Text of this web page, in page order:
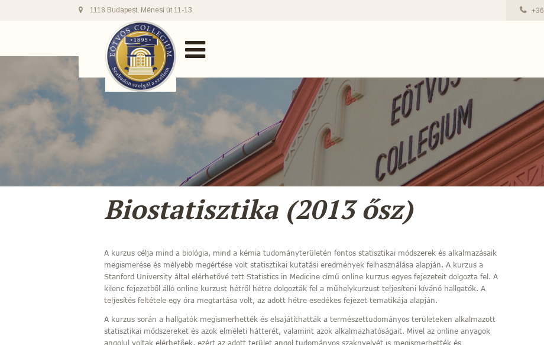
1118 Budapest, Ménesi út 11-13.
Biostatisztika (2013 ősz)
A kurzus célja mind a biológia, mind a kémia tudományterületén fontos statisztikai módszerek és alkalmazásaik
megismerése és mélyebb megértése volt statisztikai kutatási eredmények felhasználása alapján. A kurzus a
Stanford University által elérhetővé tett Statistics in Medicine című online kurzus egyes fejezeteit dolgozta fel. A
kilenc fejezetből álló online kurzust hétről hétre dolgozták fel a műhelykurzust teljesíteni kívánó hallgatók. A
teljesítés feltétele egy óra megtartása volt, az adott hétre esedékes fejezet tematikája alapján.
A kurzus során a hallgatók megismerhették és elsajátíthatták a természettudományos területeken alkalmazott
statisztikai módszereket és azok elméleti hátterét, valamint azok alkalmazhatóságait. Mivel az online anyagok
angolul voltak elérhetőek, ezért az adott terület angol tudományos szaknyelvét is megismerhették és